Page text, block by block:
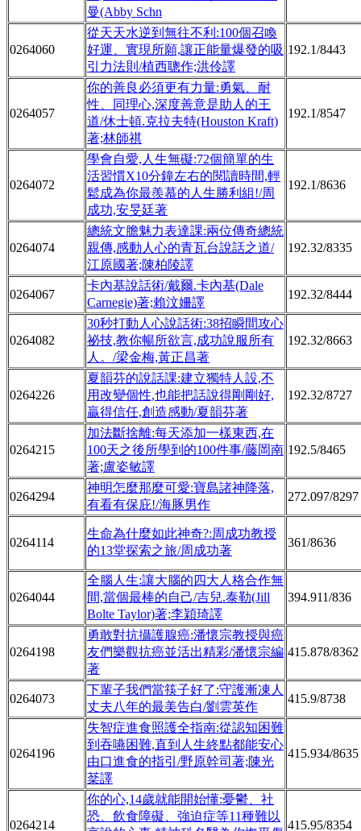
曼(Abby Schn
0264060
從天天水逆到無往不利:100個召喚
好運、實現所願,讓正能量爆發的吸
引力法則/植西聰作;洪伶譯
192.1/8443
0264057
你的善良必須更有力量:勇氣、耐
性、同理心,深度善意是助人的王
道/休士頓.克拉夫特(Houston Kraft)
著;林師祺
192.1/8547
0264072
學會自愛,人生無礙:72個簡單的生
活習慣X10分鐘左右的閱讀時間,輕
鬆成為你最羨慕的人生勝利組!/周
成功,安旻廷著
192.1/8636
0264074
總統文膽魅力表達課:兩位傳奇總統
親傳,感動人心的青瓦台說話之道/
江原國著;陳柏陵譯
192.32/8335
0264067
卡內基說話術/戴爾.卡內基(Dale
Carnegie)著;賴汶姍譯
192.32/8444
0264082
30秒打動人心說話術:38招瞬間攻心
祕技,教你暢所欲言,成功說服所有
人。/梁金梅,黃正昌著
192.32/8663
0264226
夏韻芬的說話課:建立獨特人設,不
用改變個性,也能把話說得剛剛好,
贏得信任,創造感動/夏韻芬著
192.32/8727
0264215
加法斷捨離:每天添加一樣東西,在
100天之後所學到的100件事/藤岡南
著;盧姿敏譯
192.5/8465
0264294
神明怎麼那麼可愛:寶島諸神降落,
有看有保庇!/海豚男作
272.097/8297
0264114
生命為什麼如此神奇?:周成功教授
的13堂探索之旅/周成功著
361/8636
0264044
全腦人生:讓大腦的四大人格合作無
間,當個最棒的自己/吉兒.泰勒(Jill
Bolte Taylor)著;李穎琦譯
394.911/836
0264198
勇敢對抗攝護腺癌:潘懷宗教授與癌
友們樂觀抗癌並活出精彩/潘懷宗編
著
415.878/8362
0264073
下輩子我們當筷子好了:守護漸凍人
丈夫八年的最美告白/劉雲英作
415.9/8738
0264196
失智症進食照護全指南:從認知困難
到吞嚥困難,直到人生終點都能安心
由口進食的指引/野原幹司著;陳光
棻譯
415.934/8635
0264214
你的心,14歲就能開始懂:憂鬱、社
恐、飲食障礙、強迫症等11種難以
415.95/8354